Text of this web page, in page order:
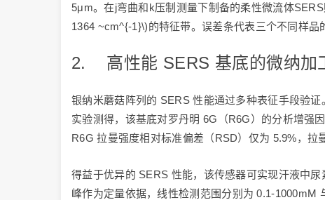
5μm。在j弯曲和k压制测量下制备的柔性微流体
1364 ~cm^{-1}\)的特征带。误差条代表三个不同样品
2. 高性能 SERS 基底的微纳加
银纳米蘑菇阵列的 SERS 性能通过多种表征手段验
实验测得，该基底对罗丹明 6G（R6G）的分析增强
R6G 拉曼强度相对标准偏差（RSD）仅为 5.9%，拉
得益于优异的 SERS 性能，该传感器可实现汗液中
峰作为定量依据，线性检测范围分别为 0.1-1000mM